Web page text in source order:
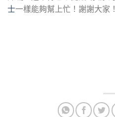
士一樣能夠幫上忙！謝謝大家！